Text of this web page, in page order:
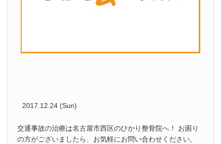
2017.12.24 (Sun)
交通事故の治療は名古屋市西区のひかり整骨院へ！ お困り
の方がございましたら、お気軽にお問い合わせください。